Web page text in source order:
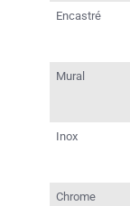
Encastré
Mural
Inox
Chrome